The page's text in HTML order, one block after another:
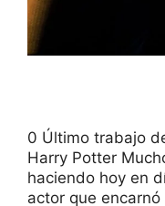
0 Último trabajo
Harry Potter
haciendo hoy en
actor que